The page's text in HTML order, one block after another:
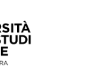
principale